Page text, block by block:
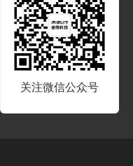
关注微信公众号